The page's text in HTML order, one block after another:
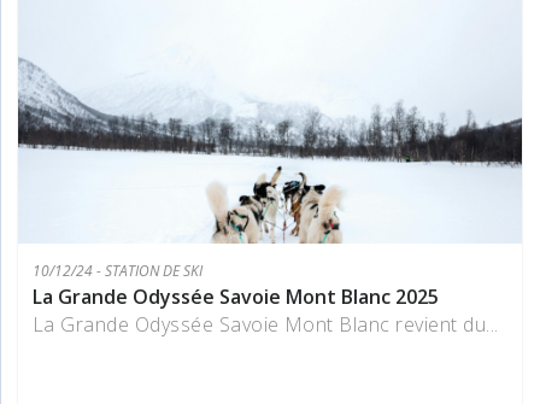
10/12/24 - STATION DE SKI
La Grande Odyssée Savoie Mont Blanc 2025
La Grande Odyssée Savoie Mont Blanc revient du...